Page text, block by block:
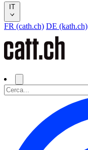
IT
FR (cath.ch) DE (kath.ch)